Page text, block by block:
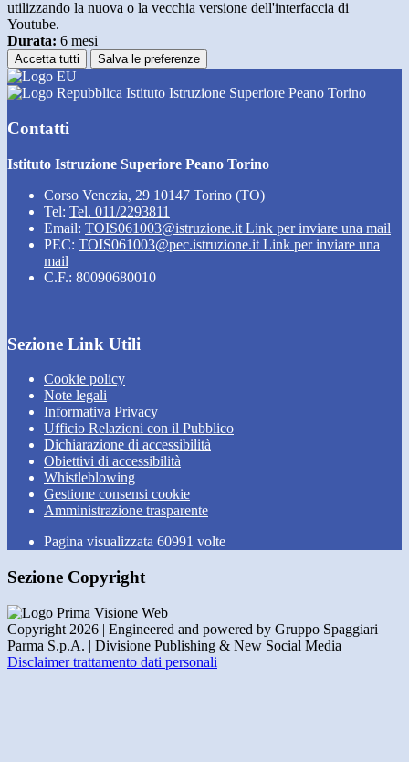
utilizzando la nuova o la vecchia versione dell'interfaccia di
Youtube.
Durata: 6 mesi
Accetta tutti Salva le preferenze
Istituto Istruzione Superiore Peano Torino
Contatti
Istituto Istruzione Superiore Peano Torino
Corso Venezia, 29 10147 Torino (TO)
Tel: Tel. 011/2293811
Email: TOIS061003@istruzione.it Link per inviare una mail
PEC: TOIS061003@pec.istruzione.it Link per inviare una
mail
C.F.: 80090680010
Sezione Link Utili
Cookie policy
Note legali
Informativa Privacy
Ufficio Relazioni con il Pubblico
Dichiarazione di accessibilità
Obiettivi di accessibilità
Whistleblowing
Gestione consensi cookie
Amministrazione trasparente
Pagina visualizzata 60991 volte
Sezione Copyright
Copyright 2026 | Engineered and powered by Gruppo Spaggiari
Parma S.p.A. | Divisione Publishing & New Social Media
Disclaimer trattamento dati personali